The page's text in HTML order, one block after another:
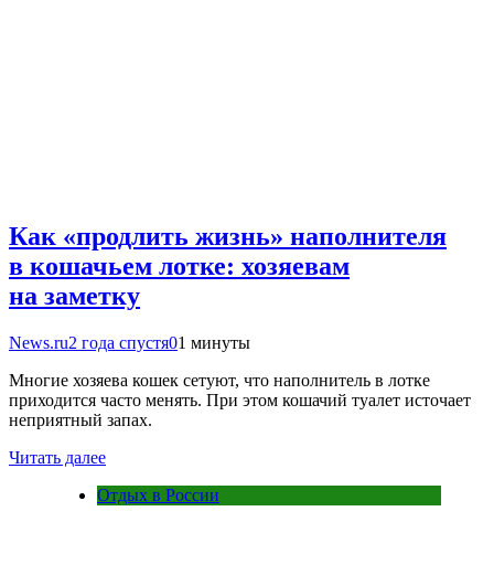
Как «продлить жизнь» наполнителя
в кошачьем лотке: хозяевам
на заметку
News.ru2 года спустя01 минуты
Многие хозяева кошек сетуют, что наполнитель в лотке
приходится часто менять. При этом кошачий туалет источает
неприятный запах.
Читать далее
Отдых в России